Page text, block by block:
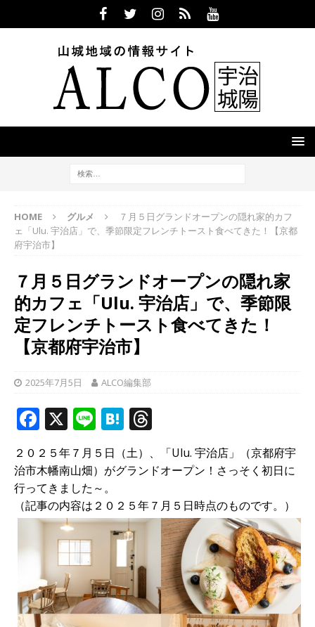
HOME グルメ
７月５日グランドオープンの隠れ家的カフ
ェ「Ulu. 宇治店」で、季節限定フレンチトースト食べてきた！【京都
府宇治市】
７月５日グランドオープンの隠れ家
的カフェ「Ulu. 宇治店」で、季節限
定フレンチトースト食べてきた！
【京都府宇治市】
2025年7月5日 ALCO編集部
F
a
c
e
b
o
o
k
X Li
n
e
H
at
e
n
a
r
e
a
d
s
２０２５年７月５日（土）、「Ulu. 宇治店」（京都府宇
治市木幡南山畑）がグランドオープン！さっそく初日に
行ってきました～。
（記事の内容は２０２５年７月５日時点のものです。）